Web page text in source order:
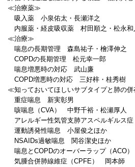
≪治療薬≫
吸入薬 小泉佑太・長瀬洋之
内服薬・経皮吸収薬 村田順之・松永和
≪治療≫
喘息の長期管理 森島祐子・檜澤伸之
COPDの長期管理 松元幸一郎
喘息増悪時の対応 武山廉
COPD増悪時の対応 三好梓・桂秀樹
≪知っておいてほしいサブタイプと肺の
重症喘息 新実彰男
咳喘息（CVA） 中野千裕・松瀬厚人
アレルギー性気管支肺アスペルギルス
運動誘発性喘息 小屋俊之ほか
NSAIDs過敏喘息 関谷潔史ほか
喘息とCOPDのオーバーラップ（ACO
気腫合併肺線維症（CPFE） 岡本師